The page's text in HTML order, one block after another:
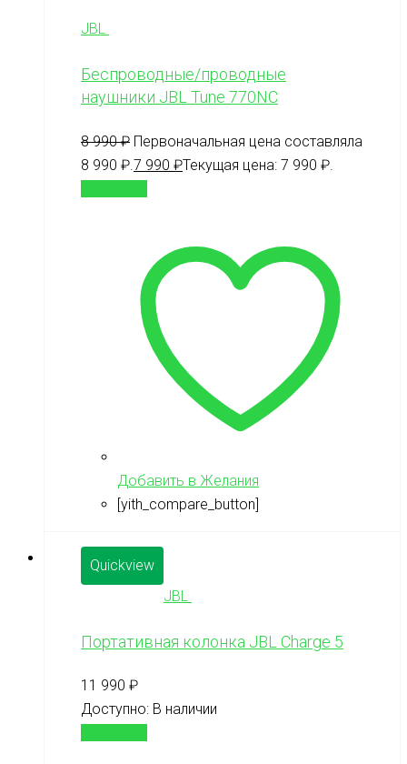
JBL
Беспроводные/проводные
наушники JBL Tune 770NC
8 990₽ Первоначальная цена составляла
8 990 ₽. 7 990 ₽Текущая цена: 7 990 ₽.
Добавить в Желания
[yith_compare_button]
Quickview
JBL
Портативная колонка JBL Charge 5
11 990 ₽
Доступно: В наличии